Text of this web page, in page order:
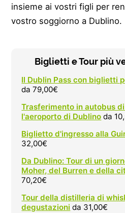
insieme ai vostri figli per
vostro soggiorno a Dublino.
Biglietti e Tour più
Il Dublin Pass con biglietti
da 79,00€
Trasferimento in autobus
l'aeroporto di Dublino da
Biglietto d'ingresso alla
32,00€
Da Dublino: Tour di un
Moher, del Burren e della
70,20€
Tour della distilleria di
degustazioni da 31,00€